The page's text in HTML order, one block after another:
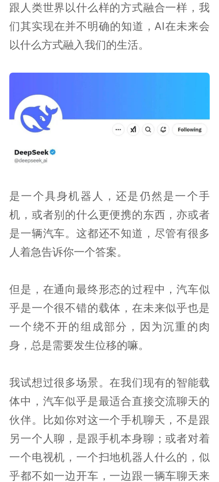
跟人类世界以什么样的方式融合一样，我
们其实现在并不明确的知道，AI在未来会
以什么方式融入我们的生活。
是一个具身机器人，还是仍然是一个手
机，或者别的什么更便携的东西，亦或者
是一辆汽车。这都还不知道，尽管有很多
人着急告诉你一个答案。
但是，在通向最终形态的过程中，汽车似
乎是一个很不错的载体，在未来似乎也是
一个绕不开的组成部分，因为沉重的肉
身，总是需要发生位移的嘛。
我试想过很多场景。在我们现有的智能载
体中，汽车似乎是最适合直接交流聊天的
伙伴。比如你对这一个手机聊天，不是跟
另一个人聊，是跟手机本身聊；或者对着
一个电视机，一个扫地机器人什么的，似
乎都不如一边开车，一边跟一辆车聊天来